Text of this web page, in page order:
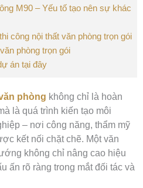
M90 – Yếu tố tạo nên sự khác
công nội thất văn phòng trọn gói
phòng trọn gói
án tại đây
phòng không chỉ là hoàn
là quá trình kiến tạo môi
– nơi công năng, thẩm mỹ
kết nối chặt chẽ. Một văn
không chỉ nâng cao hiệu
ấn rõ ràng trong mắt đối tác và